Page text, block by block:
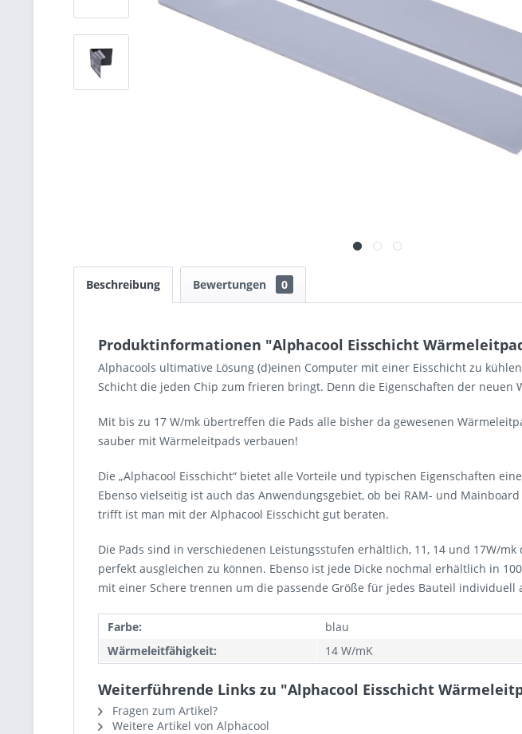
Beschreibung Bewertungen 0
Produktinformationen "Alphacool Eisschicht
Alphacools ultimative Lösung (d)einen Computer mit einer Eisschicht zu
Schicht die jeden Chip zum frieren bringt. Denn die Eigenschaften der neuen
Mit bis zu 17 W/mk übertreffen die Pads alle bisher da gewesenen
sauber mit Wärmeleitpads verbauen!
Die „Alphacool Eisschicht“ bietet alle Vorteile und typischen Eigenschaften
Ebenso vielseitig ist auch das Anwendungsgebiet, ob bei RAM- und
trifft ist man mit der Alphacool Eisschicht gut beraten.
Die Pads sind in verschiedenen Leistungsstufen erhältlich, 11, 14 und 17W/
perfekt ausgleichen zu können. Ebenso ist jede Dicke nochmal erhältlich in
mit einer Schere trennen um die passende Größe für jedes Bauteil individuell
Farbe:
blau
Wärmeleitfähigkeit:
14 W/mK
Weiterführende Links zu "Alphacool Eisschicht
Fragen zum Artikel?
Weitere Artikel von Alphacool